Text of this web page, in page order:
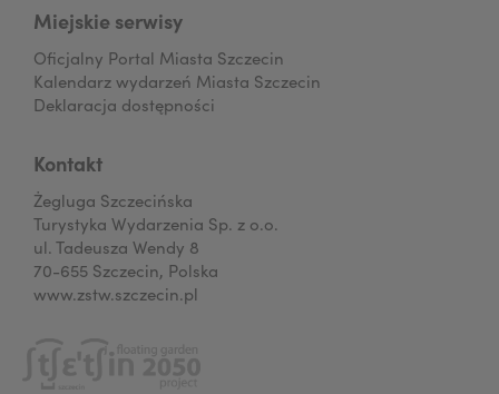
Miejskie serwisy
Oficjalny Portal Miasta Szczecin
Kalendarz wydarzeń Miasta Szczecin
Deklaracja dostępności
Kontakt
Żegluga Szczecińska
Turystyka Wydarzenia Sp. z o.o.
ul. Tadeusza Wendy 8
70-655 Szczecin, Polska
www.zstw.szczecin.pl